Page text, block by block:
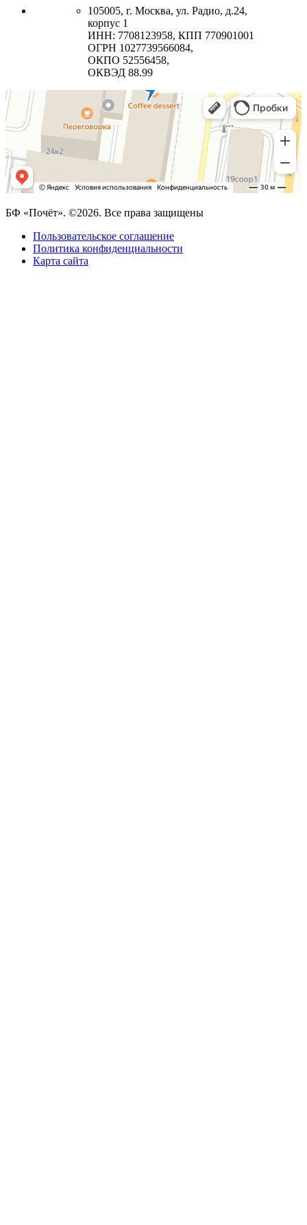
105005, г. Москва, ул. Радио, д.24,
корпус 1
ИНН: 7708123958, КПП 770901001
ОГРН 1027739566084,
ОКПО 52556458,
ОКВЭД 88.99
БФ «Почёт». ©2026. Все права защищены
Пользовательское соглашение
Политика конфиденциальности
Карта сайта